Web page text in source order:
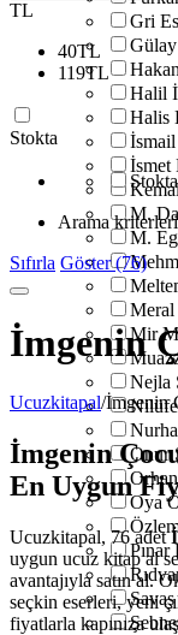
Gri
Halil
Halis
İsmet
M.
M.
Mir
Nejla
Onur
Oya
TL
40TL
119TL
Stokta
Stokta
Arama
Sıfırla Göster (76)
İmgenin
Ucuzkitapal/İmgenin
İmgenin
En Uygun
Ucuzkitapal, 76 adet
uygun ucuz kitap al
avantajıyla satın al.
seçkin eserleri, yeni
fiyatlarla kapınıza